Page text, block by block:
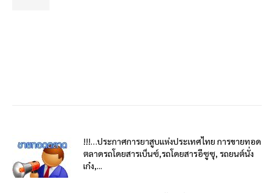
!!!…ประกาศการยาสูบแห่งประเทศไทย การขายทอด
ตลาดรถโดยสารเบ็นซ์,รถโดยสารอีซูซุ, รถยนต์นั่ง
เก๋ง,...